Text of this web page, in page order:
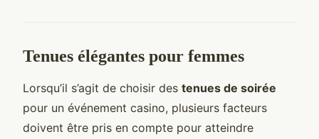
Tenues élégantes pour femmes
Lorsqu’il s’agit de choisir des tenues de soirée
pour un événement casino, plusieurs facteurs
doivent être pris en compte pour atteindre